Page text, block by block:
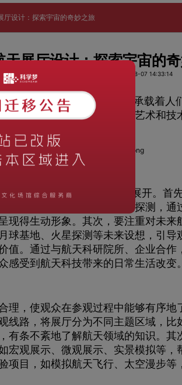
厅设计：探索宇宙的奇妙之旅
天展厅设计：探索宇宙的
时间：2023-08-07 14:33:14
科普、教育于一体的场所，承载着人
天展厅的设计应当以科学、艺术和
着“探索宇宙，展望未来”展开。首
天飞行，到载人航天和深空探测，通
现得生动形象。其次，要注重对未
球基地、火星探测等未来设想，引
值。通过与航天科研院所、企业合
感受到航天科技带来的日常生活改变。
，使观众在参观过程中能够有序地
线路，将展厅分为不同主题区域，
有条不紊地了解航天领域的知识。
宏观展示、微观展示、实景模拟等
项目，如模拟航天飞行、太空漫步等